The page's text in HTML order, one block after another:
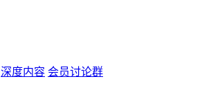
深度内容 会员讨论群